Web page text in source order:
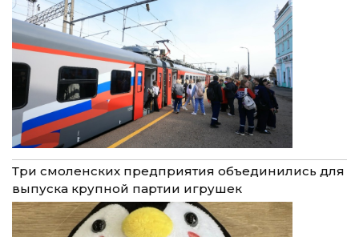
Три смоленских предприятия объединились для
выпуска крупной партии игрушек